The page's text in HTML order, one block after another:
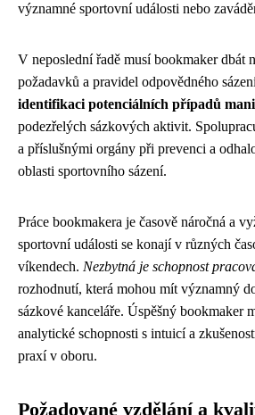
významné sportovní události nebo
V neposlední řadě musí bookmaker dbát
požadavků a pravidel odpovědného
identifikaci potenciálních případů
podezřelých sázkových aktivit.
a příslušnými orgány při prevenci a
oblasti sportovního sázení.
Práce bookmakera je časově náročná a
sportovní události se konají v různých
víkendech. Nezbytná je schopnost
rozhodnutí, která mohou mít významný
sázkové kanceláře. Úspěšný bookmaker
analytické schopnosti s intuicí a
praxí v oboru.
Požadované vzdělání a